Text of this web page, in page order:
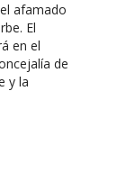
afamado
El
en el
de
y la